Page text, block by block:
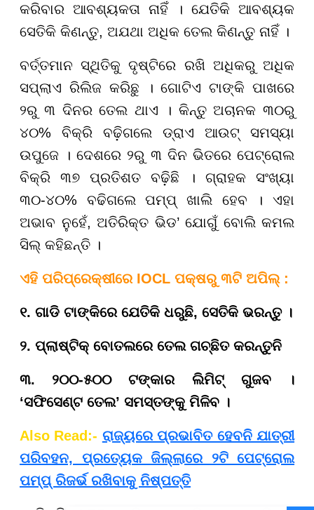
କରିବାର ଆବଶ୍ୟକତା ନାହିଁ । ଯେତିକି ଆବଶ୍ୟକ
ସେତିକି କିଣନ୍ତୁ, ଅଯଥା ଅଧିକ ତେଲ କିଣନ୍ତୁ ନାହିଁ ।
ବର୍ତ୍ତମାନ ସ୍ଥିତିକୁ ଦୃଷ୍ଟିରେ ରଖି ଅଧିକରୁ ଅଧିକ
ସପ୍ଲାଏ ରିଲିଜ କରିଛୁ । ଗୋଟିଏ ଟାଙ୍କି ପାଖରେ
୨ରୁ ୩ ଦିନର ତେଲ ଥାଏ । କିନ୍ତୁ ଅଚାନକ ୩୦ରୁ
୪୦% ବିକ୍ରି ବଢ଼ିଗଲେ ଡ୍ରାଏ ଆଉଟ୍ ସମସ୍ୟା
ଉପୁଜେ । ଦେଶରେ ୨ରୁ ୩ ଦିନ ଭିତରେ ପେଟ୍ରୋଲ
ବିକ୍ରି ୩୭ ପ୍ରତିଶତ ବଢ଼ିଛି । ଗ୍ରାହକ ସଂଖ୍ୟା
୩୦-୪୦% ବଢିଗଲେ ପମ୍ପ୍ ଖାଲି ହେବ । ଏହା
ଅଭାବ ନୁହେଁ, ଅତିରିକ୍ତ ଭିଡ’ ଯୋଗୁଁ ବୋଲି କମଲ
ସିଲ୍ କହିଛନ୍ତି ।
ଏହି ପରିପ୍ରେକ୍ଷୀରେ IOCL ପକ୍ଷରୁ ୩ଟି ଅପିଲ୍ :
୧. ଗାଡି ଟାଙ୍କିରେ ଯେତିକି ଧରୁଛି, ସେତିକି ଭରନ୍ତୁ ।
୨. ପ୍ଲାଷ୍ଟିକ୍ ବୋତଲରେ ତେଲ ଗଚ୍ଛିତ କରନ୍ତୁନି
୩. ୨୦୦-୫୦୦ ଟଙ୍କାର ଲିମିଟ୍ ଗୁଜବ ।
‘ସଫିସେଣ୍ଟ ତେଲ’ ସମସ୍ତଙ୍କୁ ମିଳିବ ।
Also Read:- ରାଜ୍ୟରେ ପ୍ରଭାବିତ ହେବନି ଯାତ୍ରୀ
ପରିବହନ, ପ୍ରତ୍ୟେକ ଜିଲ୍ଲାରେ ୨ଟି ପେଟ୍ରୋଲ
ପମ୍ପ୍‌ ରିଜର୍ଭ ରଖିବାକୁ ନିଷ୍ପତ୍ତି